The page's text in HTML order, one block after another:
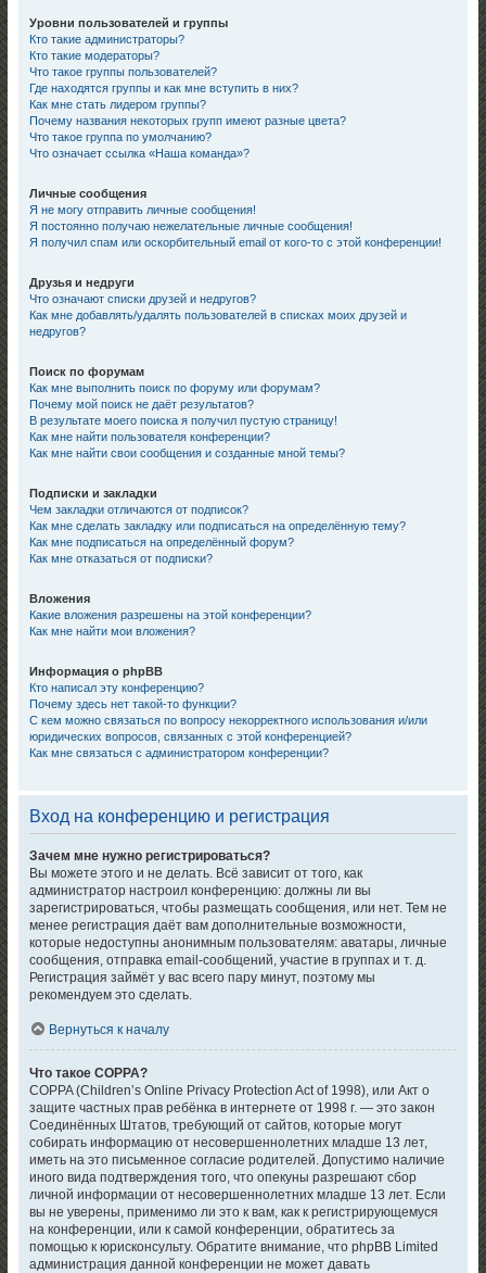
Уровни пользователей и группы
Кто такие администраторы?
Кто такие модераторы?
Что такое группы пользователей?
Где находятся группы и как мне вступить в них?
Как мне стать лидером группы?
Почему названия некоторых групп имеют разные цвета?
Что такое группа по умолчанию?
Что означает ссылка «Наша команда»?
Личные сообщения
Я не могу отправить личные сообщения!
Я постоянно получаю нежелательные личные сообщения!
Я получил спам или оскорбительный email от кого-то с этой конференции!
Друзья и недруги
Что означают списки друзей и недругов?
Как мне добавлять/удалять пользователей в списках моих друзей и
недругов?
Поиск по форумам
Как мне выполнить поиск по форуму или форумам?
Почему мой поиск не даёт результатов?
В результате моего поиска я получил пустую страницу!
Как мне найти пользователя конференции?
Как мне найти свои сообщения и созданные мной темы?
Подписки и закладки
Чем закладки отличаются от подписок?
Как мне сделать закладку или подписаться на определённую тему?
Как мне подписаться на определённый форум?
Как мне отказаться от подписки?
Вложения
Какие вложения разрешены на этой конференции?
Как мне найти мои вложения?
Информация о phpBB
Кто написал эту конференцию?
Почему здесь нет такой-то функции?
С кем можно связаться по вопросу некорректного использования и/или
юридических вопросов, связанных с этой конференцией?
Как мне связаться с администратором конференции?
Вход на конференцию и регистрация
Зачем мне нужно регистрироваться?
Вы можете этого и не делать. Всё зависит от того, как
администратор настроил конференцию: должны ли вы
зарегистрироваться, чтобы размещать сообщения, или нет. Тем не
менее регистрация даёт вам дополнительные возможности,
которые недоступны анонимным пользователям: аватары, личные
сообщения, отправка email-сообщений, участие в группах и т. д.
Регистрация займёт у вас всего пару минут, поэтому мы
рекомендуем это сделать.
Вернуться к началу
Что такое COPPA?
COPPA (Children’s Online Privacy Protection Act of 1998), или Акт о
защите частных прав ребёнка в интернете от 1998 г. — это закон
Соединённых Штатов, требующий от сайтов, которые могут
собирать информацию от несовершеннолетних младше 13 лет,
иметь на это письменное согласие родителей. Допустимо наличие
иного вида подтверждения того, что опекуны разрешают сбор
личной информации от несовершеннолетних младше 13 лет. Если
вы не уверены, применимо ли это к вам, как к регистрирующемуся
на конференции, или к самой конференции, обратитесь за
помощью к юрисконсульту. Обратите внимание, что phpBB Limited
администрация данной конференции не может давать